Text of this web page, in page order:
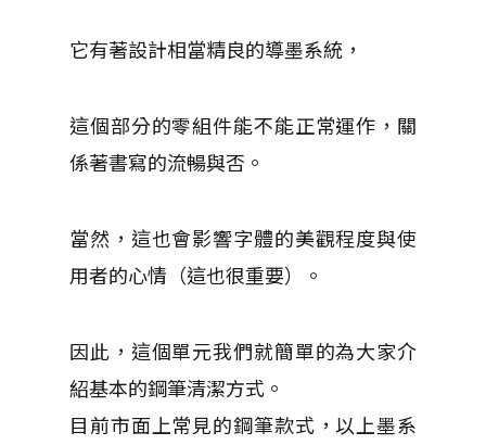
它有著設計相當精良的導墨系統，
這個部分的零組件能不能正常運作，關
係著書寫的流暢與否。
當然，這也會影響字體的美觀程度與使
用者的心情（這也很重要）。
因此，這個單元我們就簡單的為大家介
紹基本的鋼筆清潔方式。
目前市面上常見的鋼筆款式，以上墨系